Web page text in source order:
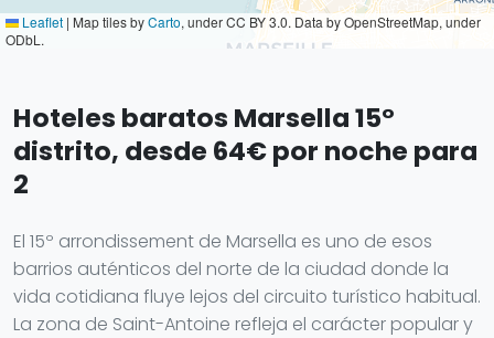
Leaflet | Map tiles byCarto, under CC BY 3.0. Data by OpenStreetMap, under
ODbL.
Hoteles baratos Marsella 15°
distrito, desde 64€ por noche para
2
El 15º arrondissement de Marsella es uno de esos
barrios auténticos del norte de la ciudad donde la
vida cotidiana fluye lejos del circuito turístico habitual.
La zona de Saint-Antoine refleja el carácter popular y